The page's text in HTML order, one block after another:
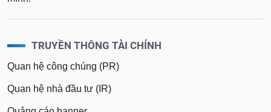
TRUYỀN THÔNG TÀI CHÍNH
Quan hệ công chúng (PR)
Quan hệ nhà đầu tư (IR)